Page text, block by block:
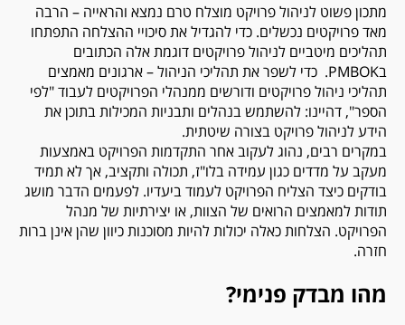
מתכון פשוט לניהול פרויקט מוצלח טרם נמצא והראייה – הרבה
מאד פרויקטים נכשלים. כדי להגדיל את סיכויי ההצלחה התפתחו
תהליכים מיטביים לניהול פרויקטים דוגמת אלה הכתובים
בPMBOK. כדי לשפר את תהליכי הניהול – ארגונים מאמצים
תהליכי ניהול פרויקטים ודורשים ממנהלי הפרויקטים לעבוד "לפי
הספר", דהיינו: להשתמש בנהלים ותבניות המכילות בתוכן את
הידע לניהול פרויקט בצורה שיטתית.
במקרים רבים, נהוג לעקוב אחר התקדמות הפרויקט באמצעות
מעקב על מדדים כגון עמידה בלו"ז, תכולה ותקציב, אך לא תמיד
בודקים כיצד הצליח הפרויקט לעמוד ביעדיו. לפעמים הדבר מושג
תודות למאמצים הרואים של הצוות, או יצירתיות של מנהל
הפרויקט. הצלחות כאלה יכולות להיות מסוכנות כיוון שהן אינן ברות
חזרה.
מהו מבדק פנימי?